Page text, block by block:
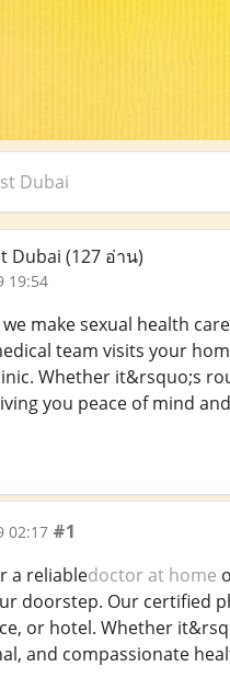
Dubai
Dubai (127 อ่าน)
19:54
we make sexual health
team visits your
Whether it&rsquo;s
you peace of mind
02:17 #1
a reliabledoctor at home
doorstep. Our certified
or hotel. Whether
and compassionate